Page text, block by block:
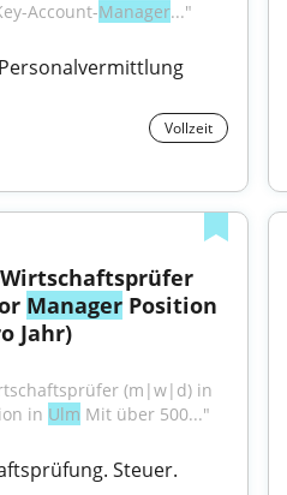
Account-Manager..."
Vollzeit
Manager Position
Jahr)
(m|w|d) in
in Ulm Mit über 500..."
Steuer.